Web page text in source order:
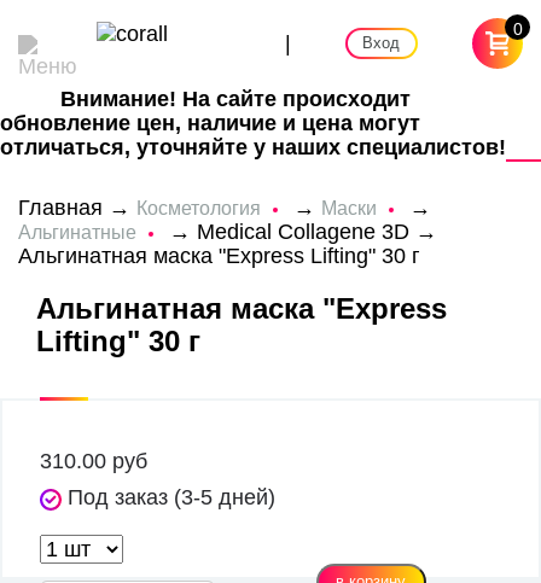
| Вход
0
Внимание! На сайте происходит
обновление цен, наличие и цена могут
отличаться, уточняйте у наших специалистов!
Главная → Косметология → Маски →
Альгинатные → Medical Collagene 3D→
Альгинатная маска "Express Lifting" 30 г
Альгинатная маска "Express
Lifting" 30 г
310.00 руб
Под заказ (3-5 дней)